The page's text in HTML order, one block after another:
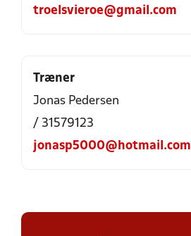
troelsvieroe@gmail.com
Træner
Jonas Pedersen
/ 31579123
jonasp5000@hotmail.com